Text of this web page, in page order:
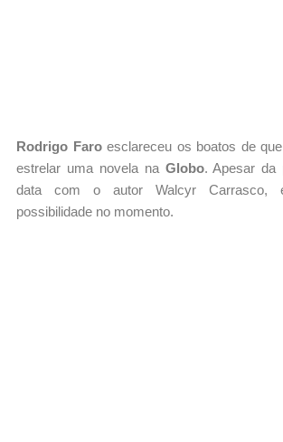
Rodrigo Faroesclareceu os boatos de
estrelar uma novela na Globo. Apesar da
data com o autor Walcyr Carrasco,
possibilidade no momento.